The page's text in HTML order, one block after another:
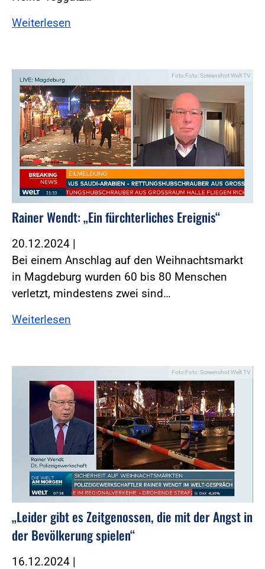
Weiterlesen
Foto:Foto: Screenshot Welt TV
Rainer Wendt: „Ein fürchterliches Ereignis“
20.12.2024 |
Bei einem Anschlag auf den Weihnachtsmarkt
in Magdeburg wurden 60 bis 80 Menschen
verletzt, mindestens zwei sind…
Weiterlesen
Foto:Foto: Screenshot Welt TV
„Leider gibt es Zeitgenossen, die mit der Angst in
der Bevölkerung spielen“
16.12.2024 |